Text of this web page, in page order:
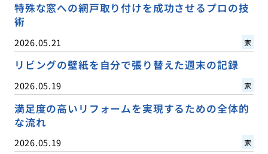
特殊な窓への網戸取り付けを成功させるプロの技
術
2026.05.21 家
リビングの壁紙を自分で張り替えた週末の記録
2026.05.19 家
満足度の高いリフォームを実現するための全体的
な流れ
2026.05.19 家